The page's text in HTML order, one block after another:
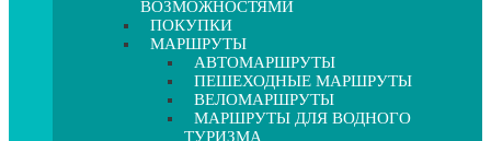
ВОЗМОЖНОСТЯМИ
ПОКУПКИ
МАРШРУТЫ
АВТОМАРШРУТЫ
ПЕШЕХОДНЫЕ МАРШРУТЫ
ВЕЛОМАРШРУТЫ
МАРШРУТЫ ДЛЯ ВОДНОГО
ТУРИЗМА